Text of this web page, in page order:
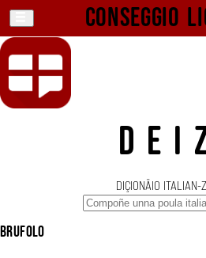
Conseggio
DIÇIONÄIO ITALIAN-
brufolo